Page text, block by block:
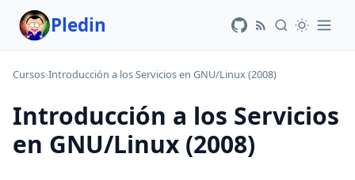
Pledin
Cursos›Introducción a los Servicios en GNU/Linux (2008)
Introducción a los Servicios
en GNU/Linux (2008)